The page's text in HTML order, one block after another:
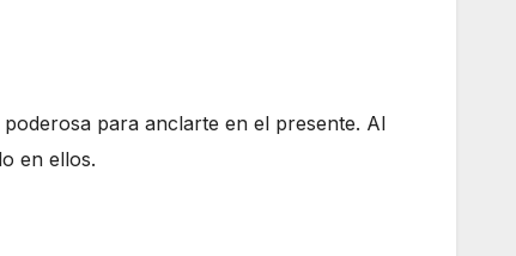
para anclarte en el presente. Al
en ellos.